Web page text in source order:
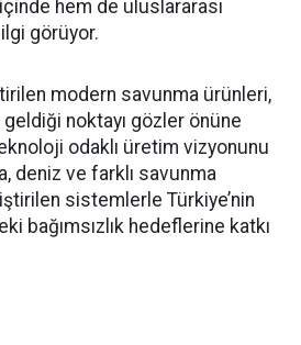
hem de uluslararası
görüyor.
modern savunma ürünleri,
noktayı gözler önüne
odaklı üretim vizyonunu
deniz ve farklı savunma
sistemlerle Türkiye’nin
bağımsızlık hedeflerine katkı